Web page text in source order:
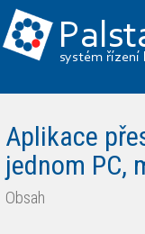
systém řízení
Aplikace
jednom PC,
Obsah